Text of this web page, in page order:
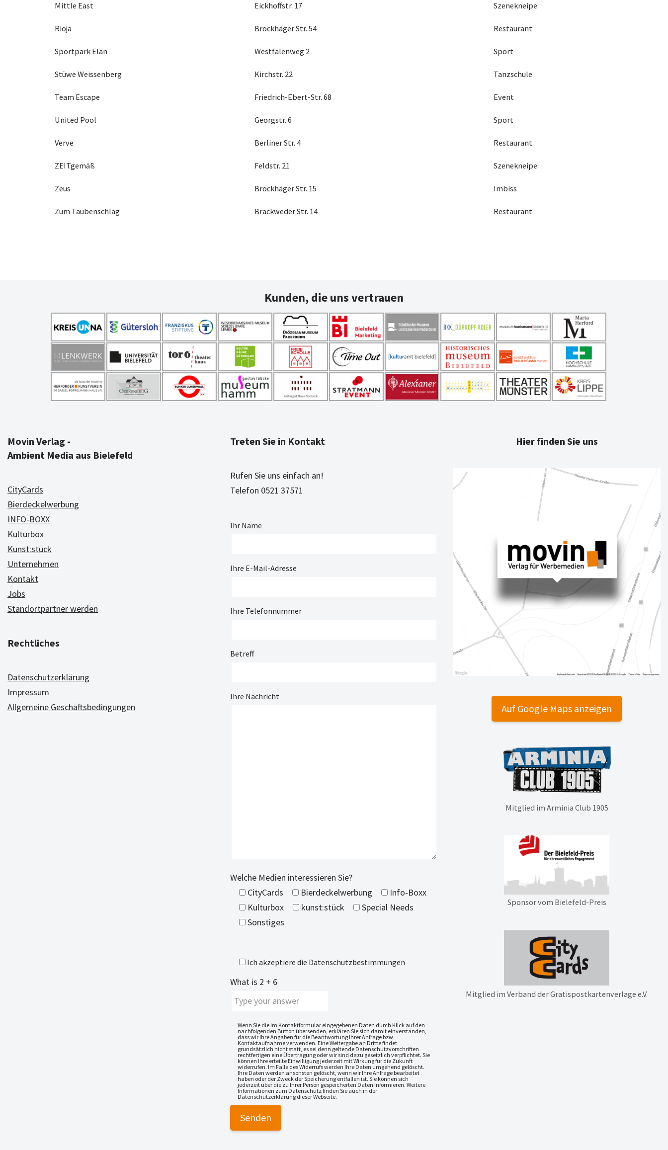
Mittle East Eickhoffstr. 17 Szenekneipe
Rioja Brockhäger Str. 54 Restaurant
Sportpark Elan Westfalenweg 2 Sport
Stüwe Weissenberg Kirchstr. 22 Tanzschule
Team Escape Friedrich-Ebert-Str. 68 Event
United Pool Georgstr. 6 Sport
Verve Berliner Str. 4 Restaurant
ZEITgemäß Feldstr. 21 Szenekneipe
Zeus Brockhäger Str. 15 Imbiss
Zum Taubenschlag Brackweder Str. 14 Restaurant
Kunden, die uns vertrauen
Movin Verlag -
Ambient Media aus Bielefeld
CityCards
Bierdeckelwerbung
INFO-BOXX
Kulturbox
Kunst:stück
Unternehmen
Kontakt
Jobs
Standortpartner werden
Rechtliches
Datenschutzerklärung
Impressum
Allgemeine Geschäftsbedingungen
Treten Sie in Kontakt
Rufen Sie uns einfach an!
Telefon 0521 37571
Ihr Name
Ihre E-Mail-Adresse
Ihre Telefonnummer
Betreff
Ihre Nachricht
Welche Medien interessieren Sie?
CityCards
Bierdeckelwerbung
Info-Boxx
Kulturbox
kunst:stück
Special Needs
Sonstiges
Ich akzeptiere die Datenschutzbestimmungen
What is 2 + 6
Wenn Sie die im Kontaktformular eingegebenen Daten durch Klick auf den
nachfolgenden Button übersenden, erklären Sie sich damit einverstanden,
dass wir Ihre Angaben für die Beantwortung Ihrer Anfrage bzw.
Kontaktaufnahme verwenden. Eine Weitergabe an Dritte findet
grundsätzlich nicht statt, es sei denn geltende Datenschutzvorschriften
rechtfertigen eine Übertragung oder wir sind dazu gesetzlich verpflichtet. Sie
können Ihre erteilte Einwilligung jederzeit mit Wirkung für die Zukunft
widerrufen. Im Falle des Widerrufs werden Ihre Daten umgehend gelöscht.
Ihre Daten werden ansonsten gelöscht, wenn wir Ihre Anfrage bearbeitet
haben oder der Zweck der Speicherung entfallen ist. Sie können sich
jederzeit über die zu Ihrer Person gespeicherten Daten informieren. Weitere
Informationen zum Datenschutz finden Sie auch in der
Datenschutzerklärung dieser Webseite.
Hier finden Sie uns
Auf Google Maps anzeigen
Mitglied im Arminia Club 1905
Sponsor vom Bielefeld-Preis
Mitglied im Verband der Gratispostkartenverlage e.V.